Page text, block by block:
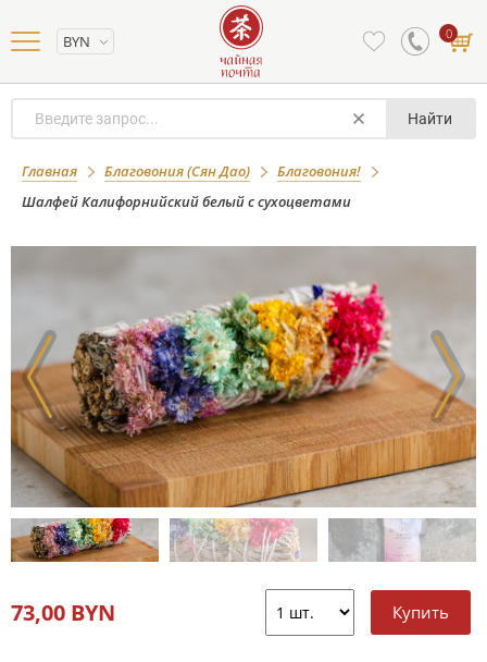
BYN 0
Найти
Главная Благовония (Сян Дао)
Благовония!
Шалфей Калифорнийский белый с сухоцветами
Шалфей Калифорнийский белый с
сухоцветами
73,00 BYN